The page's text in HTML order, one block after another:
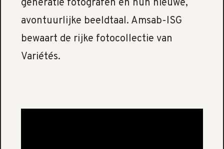
generatie fotografen en hun nieuwe,
avontuurlijke beeldtaal. Amsab-ISG
bewaart de rijke fotocollectie van
Variétés.